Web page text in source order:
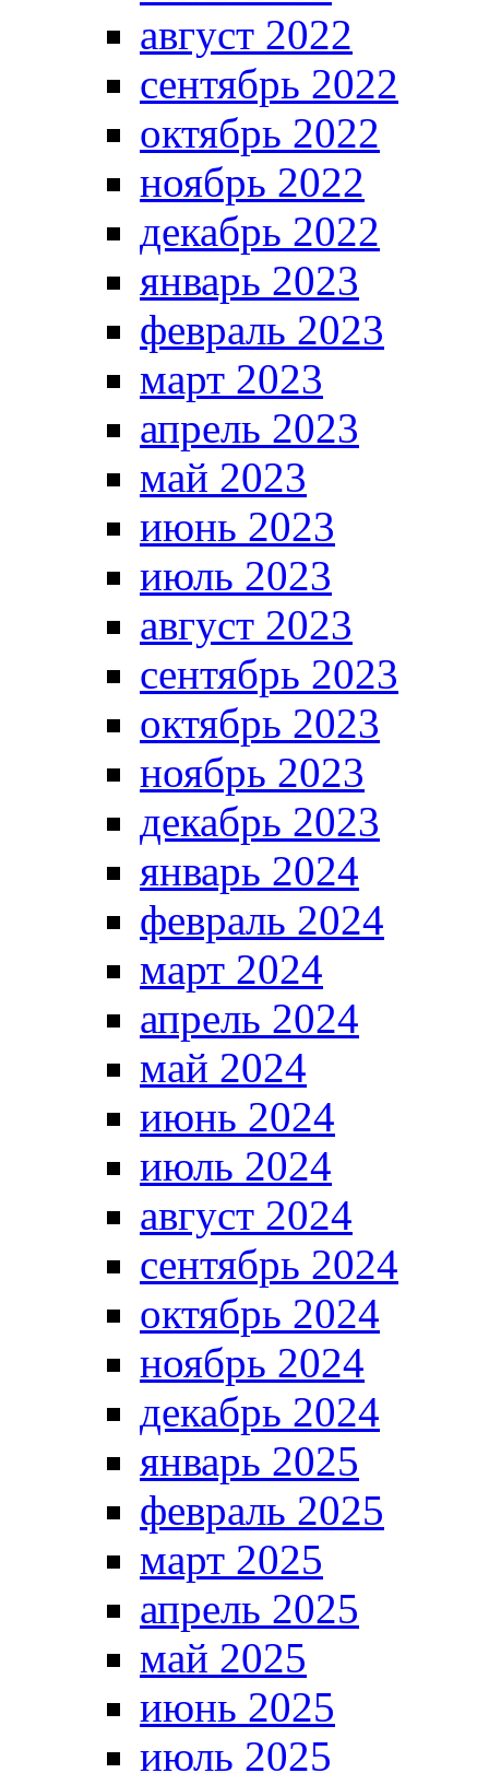
август 2022
сентябрь 2022
октябрь 2022
ноябрь 2022
декабрь 2022
январь 2023
февраль 2023
март 2023
апрель 2023
май 2023
июнь 2023
июль 2023
август 2023
сентябрь 2023
октябрь 2023
ноябрь 2023
декабрь 2023
январь 2024
февраль 2024
март 2024
апрель 2024
май 2024
июнь 2024
июль 2024
август 2024
сентябрь 2024
октябрь 2024
ноябрь 2024
декабрь 2024
январь 2025
февраль 2025
март 2025
апрель 2025
май 2025
июнь 2025
июль 2025